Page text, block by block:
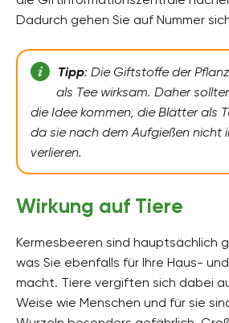
Dadurch gehen Sie auf Nummer
Tipp: Die Giftstoffe der
als Tee wirksam. Daher
die Idee kommen, die Blätter als
da sie nach dem Aufgießen nicht
verlieren.
Wirkung auf Tiere
Kermesbeeren sind hauptsächlich
was Sie ebenfalls für Ihre Haus-
macht. Tiere vergiften sich dabei
Weise wie Menschen und für sie